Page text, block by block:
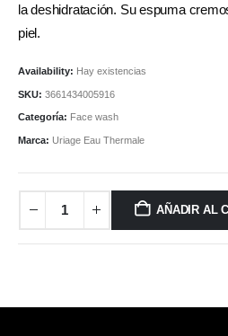
la deshidratación. Su espuma
piel.
Availability: Hay existencias
SKU: 3661434005916
Categoría: Face wash
Marca: Uriage Eau Thermale
AÑADIR AL